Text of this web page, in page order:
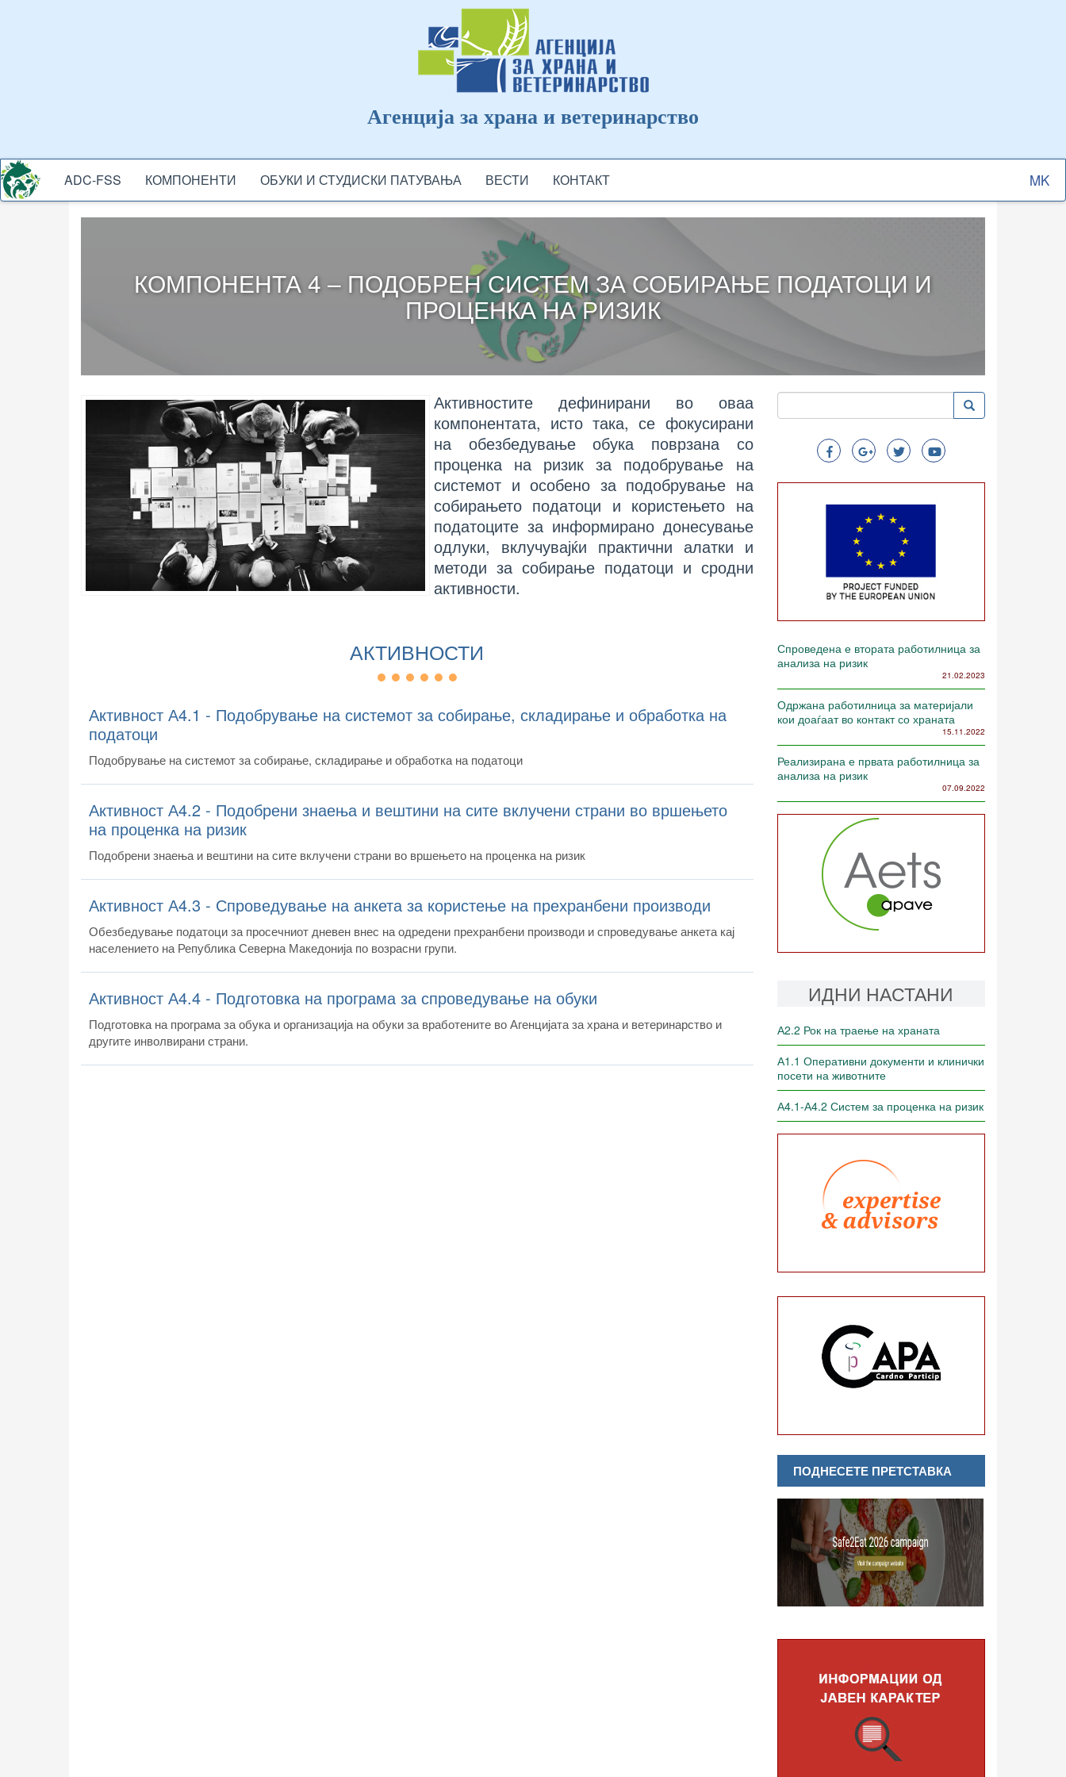
Агенција за храна и ветеринарство
Select
your
ADC-
MENU
ADC-FSS КОМПОНЕНТИ ОБУКИ И СТУДИСКИ ПАТУВАЊА ВЕСТИ КОНТАКТ
КОМПОНЕНТА 4 – ПОДОБРЕН СИСТЕМ ЗА СОБИРАЊЕ ПОДАТОЦИ И
ПРОЦЕНКА НА РИЗИК
Активностите дефинирани во оваа
компонентата, исто така, се фокусирани
на обезбедување обука поврзана со
проценка на ризик за подобрување на
системот и особено за подобрување на
собирањето податоци и користењето на
податоците за информирано донесување
одлуки, вклучувајќи практични алатки и
методи за собирање податоци и сродни
активности.
АКТИВНОСТИ
Активност А4.1 - Подобрување на системот за собирање, складирање и обработка на
податоци
Подобрување на системот за собирање, складирање и обработка на податоци
Активност А4.2 - Подобрени знаења и вештини на сите вклучени страни во вршењето
на проценка на ризик
Подобрени знаења и вештини на сите вклучени страни во вршењето на проценка на ризик
Активност А4.3 - Спроведување на анкета за користење на прехранбени производи
Обезбедување податоци за просечниот дневен внес на одредени прехранбени производи и спроведување анкета кај
населението на Република Северна Македонија по возрасни групи.
Активност А4.4 - Подготовка на програма за спроведување на обуки
Подготовка на програма за обука и организација на обуки за вработените во Агенцијата за храна и ветеринарство и
другите инволвирани страни.
Search
Пребарување Пребарување
Спроведена е втората работилница за
анализа на ризик
21.02.2023
Одржана работилница за материјали
кои доаѓаат во контакт со храната
15.11.2022
Реализирана е првата работилница за
анализа на ризик
07.09.2022
ИДНИ НАСТАНИ
А2.2 Рок на траење на храната
А1.1 Оперативни документи и клинички
посети на животните
А4.1-А4.2 Систем за проценка на ризик
ПОДНЕСЕТЕ ПРЕТСТАВКА